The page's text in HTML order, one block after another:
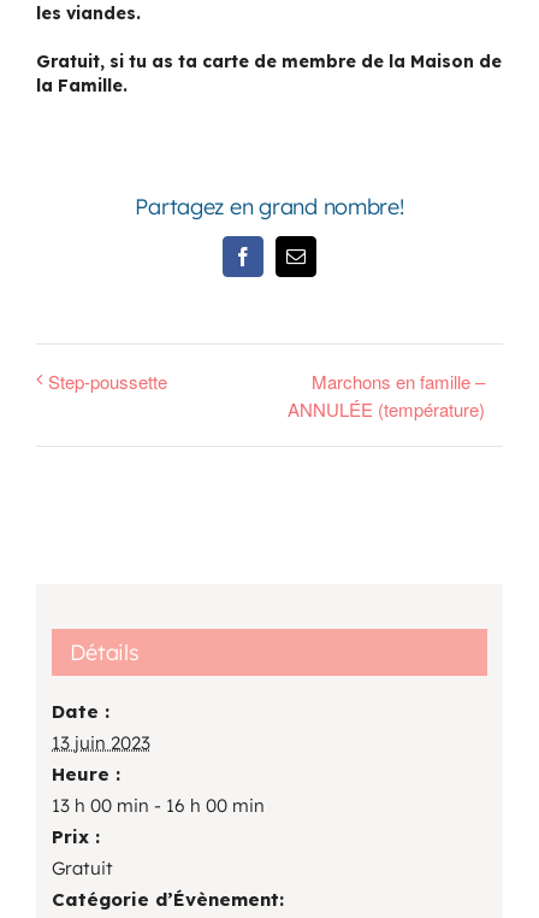
les viandes.
Gratuit, si tu as ta carte de membre de la Maison de
la Famille.
Partagez en grand nombre!
FacebookEmail
Step-poussette
Marchons en famille –
ANNULÉE (température)
Détails
Date :
13 juin 2023
Heure :
13 h 00 min - 16 h 00 min
Prix :
Gratuit
Catégorie d’Évènement: